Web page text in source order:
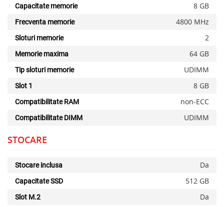
Capacitate memorie 8 GB
Frecventa memorie 4800 MHz
Sloturi memorie 2
Memorie maxima 64 GB
Tip sloturi memorie UDIMM
Slot 1 8 GB
Compatibilitate RAM non-ECC
Compatibilitate DIMM UDIMM
STOCARE
Stocare inclusa Da
Capacitate SSD 512 GB
Slot M.2 Da